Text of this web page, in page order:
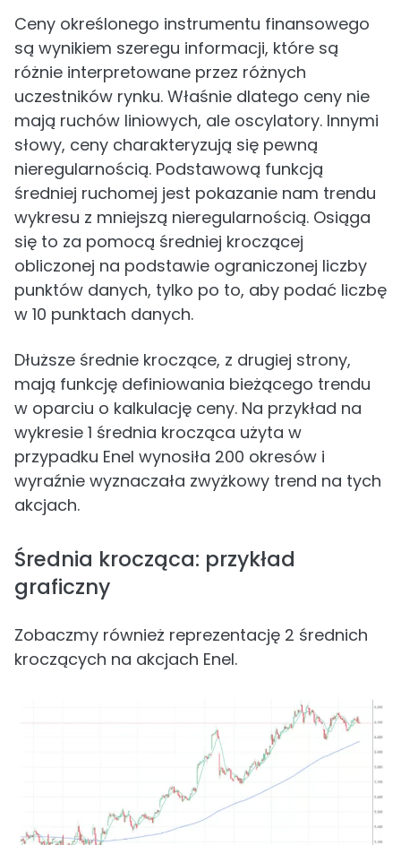
Ceny określonego instrumentu finansowego
są wynikiem szeregu informacji, które są
różnie interpretowane przez różnych
uczestników rynku. Właśnie dlatego ceny nie
mają ruchów liniowych, ale oscylatory. Innymi
słowy, ceny charakteryzują się pewną
nieregularnością. Podstawową funkcją
średniej ruchomej jest pokazanie nam trendu
wykresu z mniejszą nieregularnością. Osiąga
się to za pomocą średniej kroczącej
obliczonej na podstawie ograniczonej liczby
punktów danych, tylko po to, aby podać liczbę
w 10 punktach danych.
Dłuższe średnie kroczące, z drugiej strony,
mają funkcję definiowania bieżącego trendu
w oparciu o kalkulację ceny. Na przykład na
wykresie 1 średnia krocząca użyta w
przypadku Enel wynosiła 200 okresów i
wyraźnie wyznaczała zwyżkowy trend na tych
akcjach.
Średnia krocząca: przykład
graficzny
Zobaczmy również reprezentację 2 średnich
kroczących na akcjach Enel.